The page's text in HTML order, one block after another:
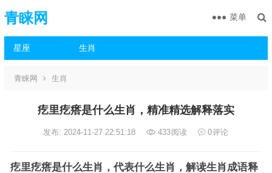
青睐网
星座 生肖
菜单
青睐网 生肖
疙里疙瘩是什么生肖，精准精选解释落实
发布: 2024-11-27 22:51:18 433阅读 0评论
疙里疙瘩是什么生肖，代表什么生肖，解读生肖成语释